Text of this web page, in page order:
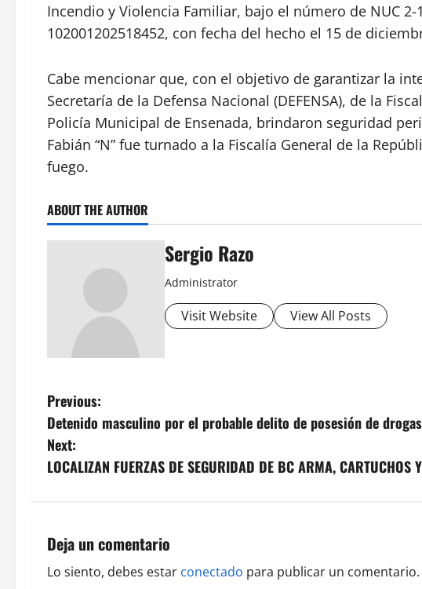
Incendio y Violencia Familiar, bajo el número de NUC
102001202518452, con fecha del hecho el 15 de
Cabe mencionar que, con el objetivo de garantizar la
Secretaría de la Defensa Nacional (DEFENSA), de la
Policía Municipal de Ensenada, brindaron seguridad
Fabián “N” fue turnado a la Fiscalía General de la
fuego.
ABOUT THE AUTHOR
Sergio Razo
Administrator
Visit Website View All Posts
P
o
s
n
a
Previous:
Detenido masculino por el probable delito de posesión de drogas
Next:
LOCALIZAN FUERZAS DE SEGURIDAD DE BC ARMA, CARTUCHOS
Deja un comentario
Lo siento, debes estar conectado para publicar un comentario.